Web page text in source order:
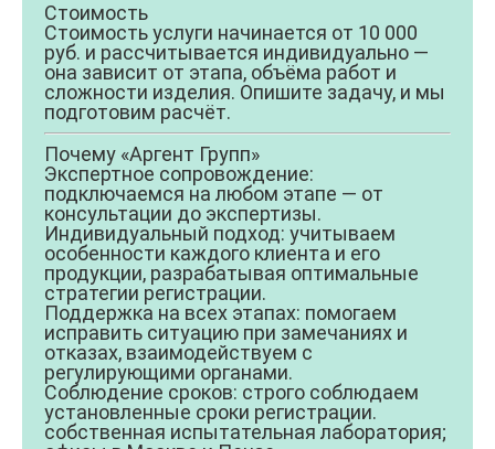
Стоимость
Стоимость услуги начинается от 10 000
руб. и рассчитывается индивидуально —
она зависит от этапа, объёма работ и
сложности изделия. Опишите задачу, и мы
подготовим расчёт.
Почему «Аргент Групп»
Экспертное сопровождение:
подключаемся на любом этапе — от
консультации до экспертизы.
Индивидуальный подход: учитываем
особенности каждого клиента и его
продукции, разрабатывая оптимальные
стратегии регистрации.
Поддержка на всех этапах: помогаем
исправить ситуацию при замечаниях и
отказах, взаимодействуем с
регулирующими органами.
Соблюдение сроков: строго соблюдаем
установленные сроки регистрации.
собственная испытательная лаборатория;